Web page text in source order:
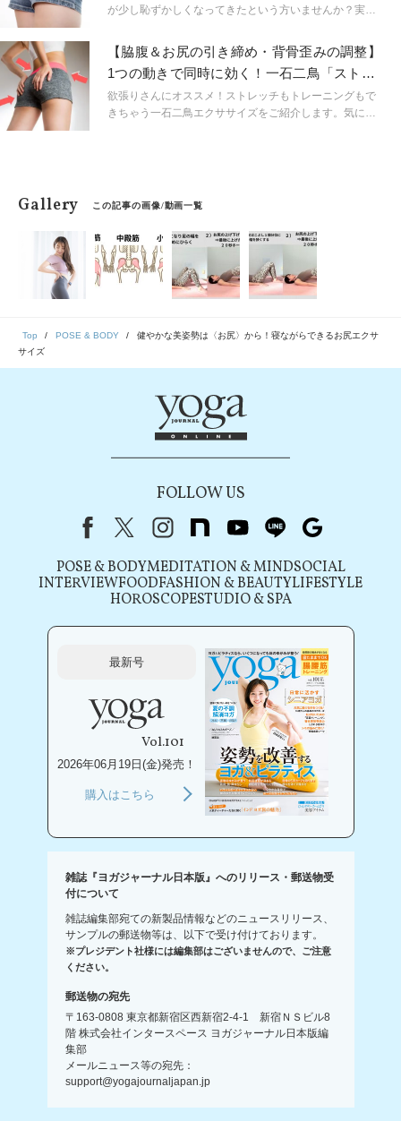
が少し恥ずかしくなってきたという方いませんか？実は
弱くなっていることが原因となっている可能性がありま
す。今回はハムストリングスを鍛えてお尻を引き締める
方法についてご紹介します。
【脇腹＆お尻の引き締め・背骨歪みの調整】
1つの動きで同時に効く！一石二鳥「ストレ
ッチ＆エクサ」
欲張りさんにオススメ！ストレッチもトレーニングもで
きちゃう一石二鳥エクササイズをご紹介します。気にな
Gallery この記事の画像/動画一覧
Top POSE & BODY
健やかな美姿勢は〈お尻〉から！寝ながらできるお尻エクサ
サイズ
FOLLOW US
FacebookX（旧Twitter）
instagram
note youtubeline
POSE & BODYMEDITATION & MINDSOCIAL
INTERVIEWFOODFASHION & BEAUTYLIFESTYLE
HOROSCOPESTUDIO & SPA
最新号
Vol.101
2026年06月19日(金)発売！
購入はこちら
雑誌『ヨガジャーナル日本版』へのリリース・郵送物受
付について
雑誌編集部宛ての新製品情報などのニュースリリース、
サンプルの郵送物等は、以下で受け付けております。
※プレジデント社様には編集部はございませんので、ご注意
ください。
郵送物の宛先
〒163-0808 東京都新宿区西新宿2-4-1 新宿ＮＳビル8
階 株式会社インタースペース ヨガジャーナル日本版編
集部
メールニュース等の宛先：
support@yogajournaljapan.jp